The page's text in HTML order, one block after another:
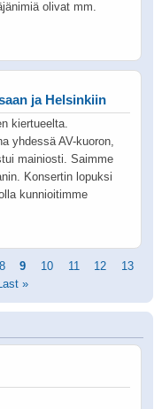
olivat mm.
ja Helsinkiin
kiertueelta.
yhdessä AV-kuoron,
mainiosti. Saimme
Konsertin lopuksi
kunnioitimme
Sivu
8
Tämänhetkinen
sivu
9 Sivu
10 Sivu
11 Sivu
12 Sivu
13
»